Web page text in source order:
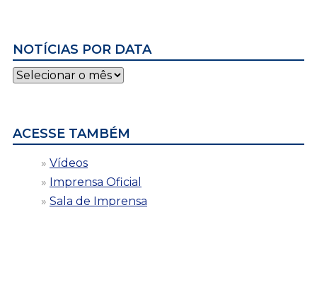
NOTÍCIAS POR DATA
Notícias
por
ACESSE TAMBÉM
Vídeos
Imprensa Oficial
Sala de Imprensa